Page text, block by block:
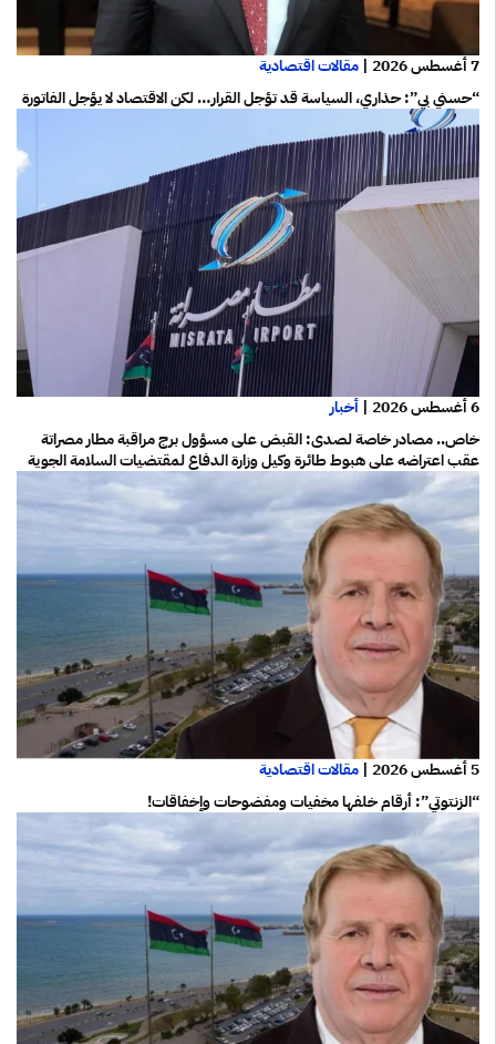
7 أغسطس 2026 | مقالات اقتصادية
“حسني بي”: حذاري، السياسة قد تؤجل القرار… لكن الاقتصاد لا يؤجل الفاتورة
6 أغسطس 2026 | أخبار
خاص.. مصادر خاصة لصدى: القبض على مسؤول برج مراقبة مطار مصراتة
عقب اعتراضه على هبوط طائرة وكيل وزارة الدفاع لمقتضيات السلامة الجوية
5 أغسطس 2026 | مقالات اقتصادية
“الزنتوتي”: أرقام خلفها مخفيات ومفضوحات وإخفاقات!